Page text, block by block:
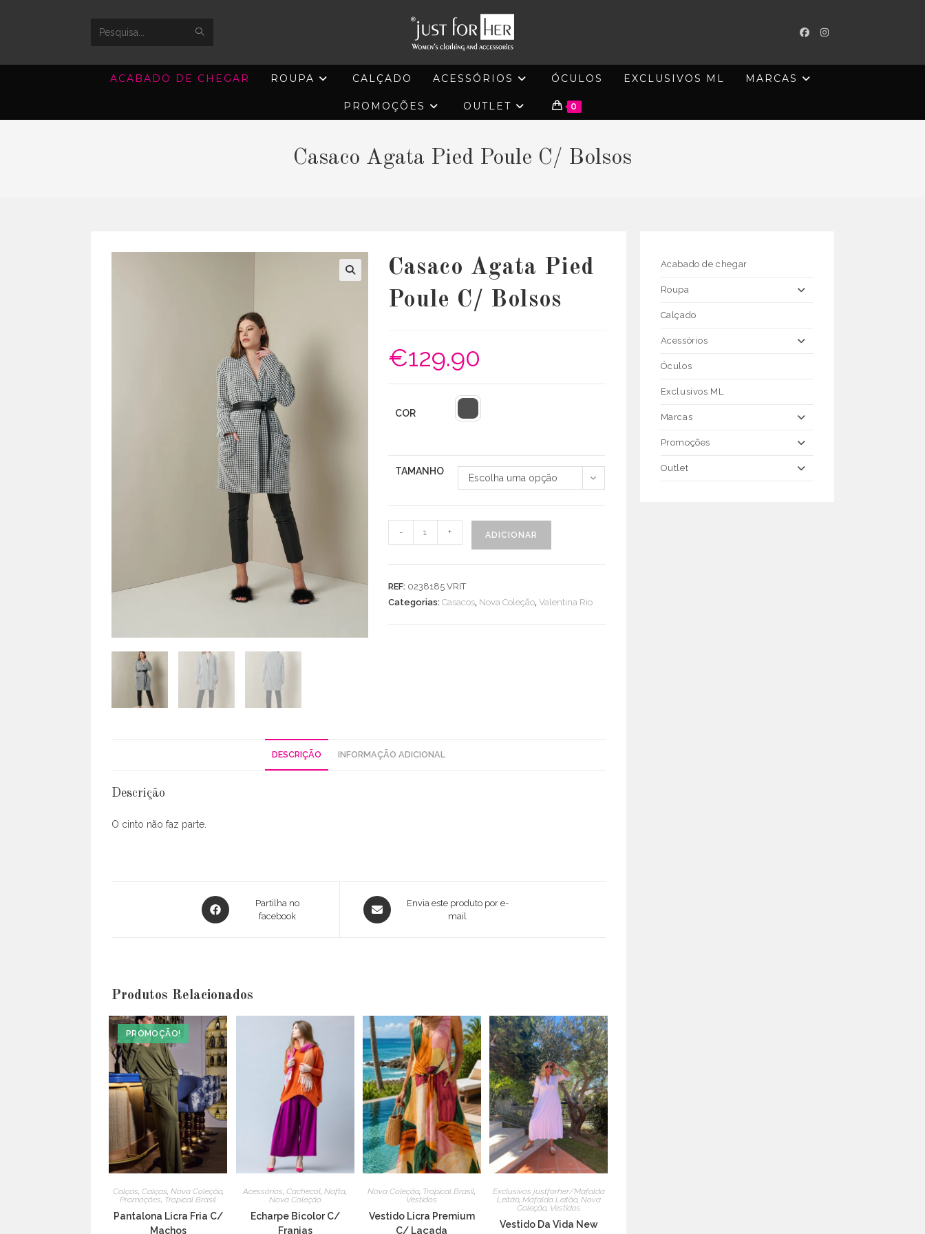
Search
ACABADO DE CHEGAR ROUPA CALÇADO ACESSÓRIOS ÓCULOS EXCLUSIVOS ML MARCAS
PROMOÇÕES OUTLET 0
Casaco Agata Pied Poule C/ Bolsos
Casaco Agata Pied
Poule C/ Bolsos
€129.90
COR
TAMANHO
Escolha uma opção
de
- + ADICIONAR
REF: 0238185 VRIT
Categorias: Casacos, Nova Coleção, Valentina Rio
DESCRIÇÃO INFORMAÇÃO ADICIONAL
Descrição
O cinto não faz parte.
Opens
in
Partilha no
facebook
Opens
in
Envia este produto por e-
mail
Produtos Relacionados
PROMOÇÃO!
Calças, Calças, Nova Coleção,
Promoções, Tropical Brasil
Pantalona Licra Fria C/
Machos
Acessórios,Cachecol,Nafta,
Nova Coleção
Echarpe Bicolor C/
Franjas
Nova Coleção, Tropical Brasil,
Vestidos
Vestido Licra Premium
C/ Laçada
Exclusivos justforher/Mafalda
Leitão, Mafalda Leitão, Nova
Coleção, Vestidos
Vestido Da Vida New
Acabado de chegar
Roupa
Calçado
Acessórios
Óculos
Exclusivos ML
Marcas
Promoções
Outlet